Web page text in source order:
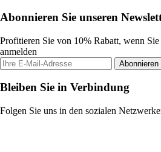
Abonnieren Sie unseren
Profitieren Sie von 10% Rabatt, wenn
anmelden
Abonnieren
Bleiben Sie in Verbindung
Folgen Sie uns in den sozialen